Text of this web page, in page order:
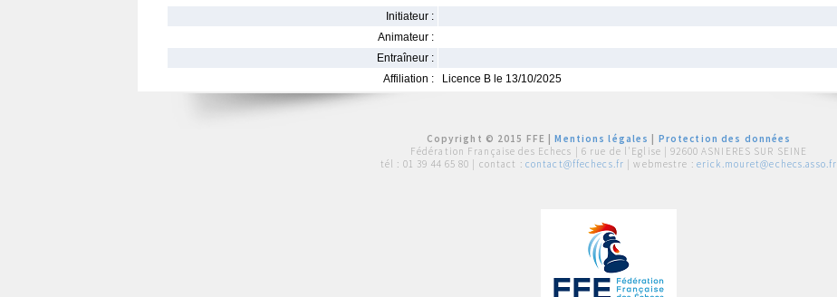
Initiateur :
Animateur :
Entraîneur :
Affiliation :
Licence B le 13/10/2025
Copyright © 2015 FFE |Mentions légales
Protection des données
Fédération Française des Echecs | 6 rue de l'Eglise | 92600 ASNIERES SUR SEINE
tél : 01 39 44 65 80 | contact : contact@ffechecs.fr | webmestre : erick.mouret@echecs.asso.fr